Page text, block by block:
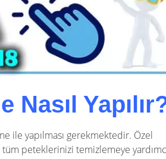
ile yapılması gerekmektedir. Özel
peteklerinizi temizlemeye